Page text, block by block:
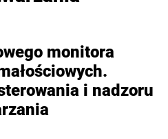
monitora
i nadzoru